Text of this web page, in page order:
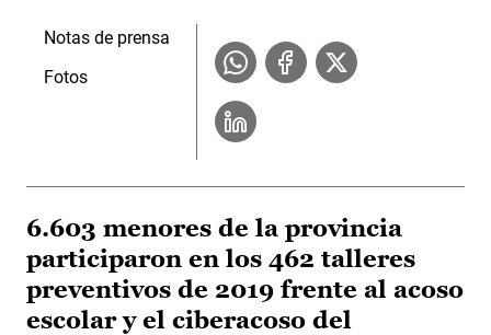
Notas de prensa
Fotos
6.603 menores de la provincia
participaron en los 462 talleres
preventivos de 2019 frente al acoso
escolar y el ciberacoso del